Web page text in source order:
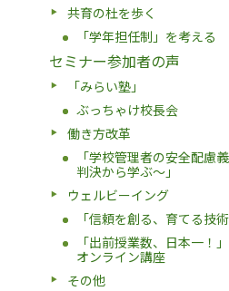
共育の杜を歩く
「学年担任制」を考える
セミナー参加者の声
「みらい塾」
ぶっちゃけ校長会
働き方改革
「学校管理者の安全配慮
判決から学ぶ〜」
ウェルビーイング
「信頼を創る、育てる技術
「出前授業数、日本一！
オンライン講座
その他